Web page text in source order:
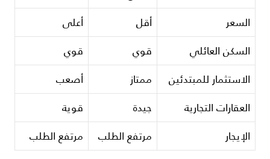
السعر أقل
أعلى
السكن العائلي
قوي
قوي
الاستثمار للمبتدئين
ممتاز
أصعب
العقارات التجارية
جيدة
قوية
الإيجار
مرتفع الطلب مرتفع الطلب